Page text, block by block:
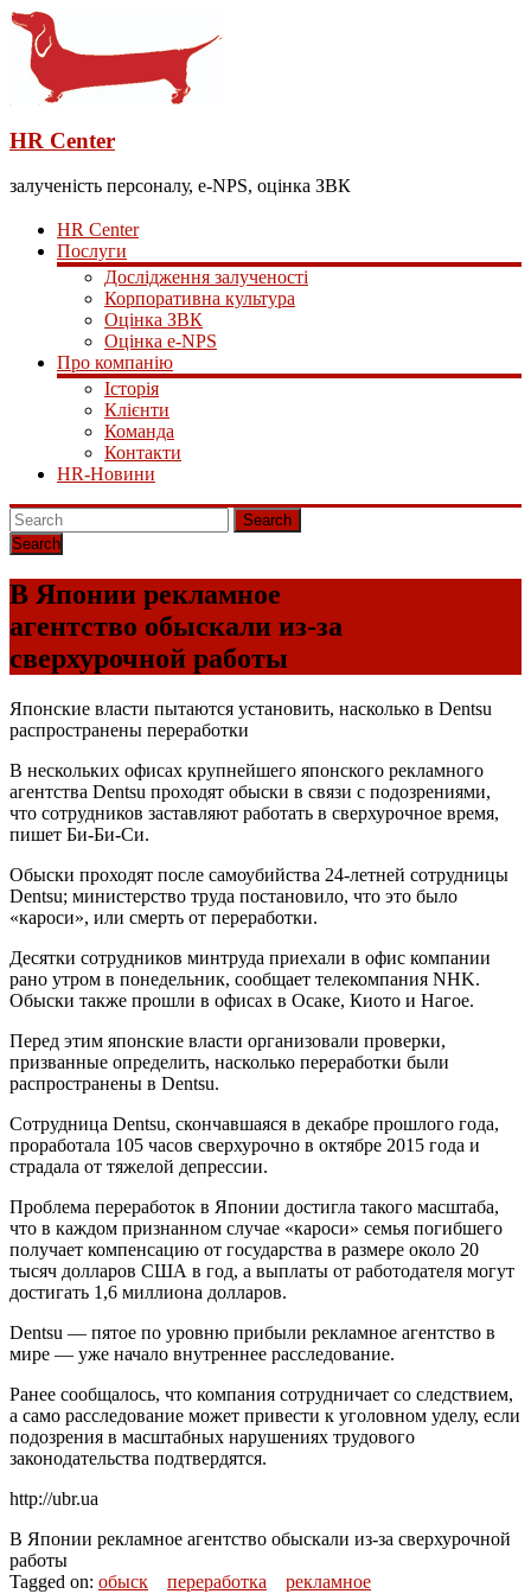
HR Center
залученість персоналу, e-NPS, оцінка ЗВК
HR Center
Послуги
Дослідження залученості
Корпоративна культура
Оцінка ЗВК
Оцінка e-NPS
Про компанію
Історія
Клієнти
Команда
Контакти
HR-Новини
Search
В Японии рекламное
агентство обыскали из-за
сверхурочной работы
Японские власти пытаются установить, насколько в Dentsu
распространены переработки
В нескольких офисах крупнейшего японского рекламного
агентства Dentsu проходят обыски в связи с подозрениями,
что сотрудников заставляют работать в сверхурочное время,
пишет Би-Би-Си.
Обыски проходят после самоубийства 24-летней сотрудницы
Dentsu; министерство труда постановило, что это было
«кароси», или смерть от переработки.
Десятки сотрудников минтруда приехали в офис компании
рано утром в понедельник, сообщает телекомпания NHK.
Обыски также прошли в офисах в Осаке, Киото и Нагое.
Перед этим японские власти организовали проверки,
призванные определить, насколько переработки были
распространены в Dentsu.
Сотрудница Dentsu, скончавшаяся в декабре прошлого года,
проработала 105 часов сверхурочно в октябре 2015 года и
страдала от тяжелой депрессии.
Проблема переработок в Японии достигла такого масштаба,
что в каждом признанном случае «кароси» семья погибшего
получает компенсацию от государства в размере около 20
тысяч долларов США в год, а выплаты от работодателя могут
достигать 1,6 миллиона долларов.
Dentsu — пятое по уровню прибыли рекламное агентство в
мире — уже начало внутреннее расследование.
Ранее сообщалось, что компания сотрудничает со следствием,
а само расследование может привести к уголовном уделу, если
подозрения в масштабных нарушениях трудового
законодательства подтвердятся.
http://ubr.ua
В Японии рекламное агентство обыскали из-за сверхурочной
работы
Tagged on: обыск переработка
рекламное